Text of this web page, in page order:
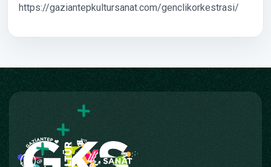
https://gaziantepkultursanat.com/genclikorkestrasi/